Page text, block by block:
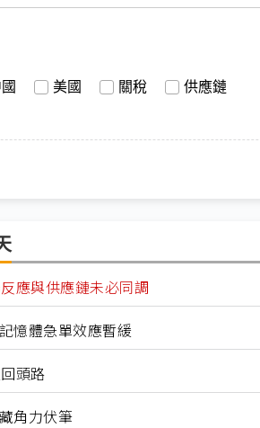
美國 關稅 供應鏈
應與供應鏈未必同調
憶體急單效應暫緩
頭路
角力伏筆